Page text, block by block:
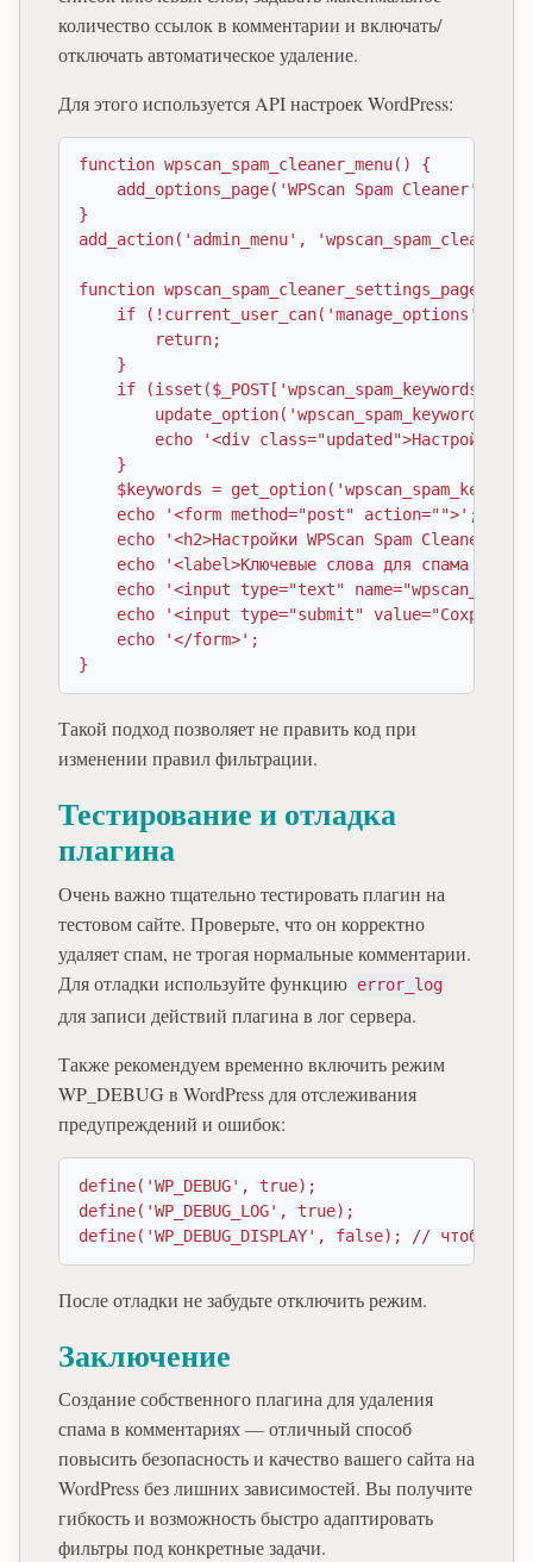
количество ссылок в комментарии и включать/
отключать автоматическое удаление.
Для этого используется API настроек WordPress:
function wpscan_spam_cleaner_menu() {
add_options_page('WPScan Spam Cleaner',
}
add_action('admin_menu',
function wpscan_spam_cleaner_settings_page() {
    if (!current_user_can('manage_options')) {
        return;
    }
if (isset($_POST['wpscan_spam_keywords']))
update_option('wpscan_spam_keywords',
echo '<div class="updated">Настройки
    }
$keywords =
    echo '<form method="post" action="">';
echo '<h2>Настройки WPScan Spam Cleaner</
echo '<label>Ключевые слова для спама
echo '<input type="text"
echo '<input type="submit"
    echo '</form>';
Такой подход позволяет не править код при
изменении правил фильтрации.
Тестирование и отладка
плагина
Очень важно тщательно тестировать плагин на
тестовом сайте. Проверьте, что он корректно
удаляет спам, не трогая нормальные комментарии.
Для отладки используйте функцию error_log
для записи действий плагина в лог сервера.
Также рекомендуем временно включить режим
WP_DEBUG в WordPress для отслеживания
предупреждений и ошибок:
define('WP_DEBUG', true);
define('WP_DEBUG_LOG', true);
После отладки не забудьте отключить режим.
Заключение
Создание собственного плагина для удаления
спама в комментариях — отличный способ
повысить безопасность и качество вашего сайта на
WordPress без лишних зависимостей. Вы получите
гибкость и возможность быстро адаптировать
фильтры под конкретные задачи.